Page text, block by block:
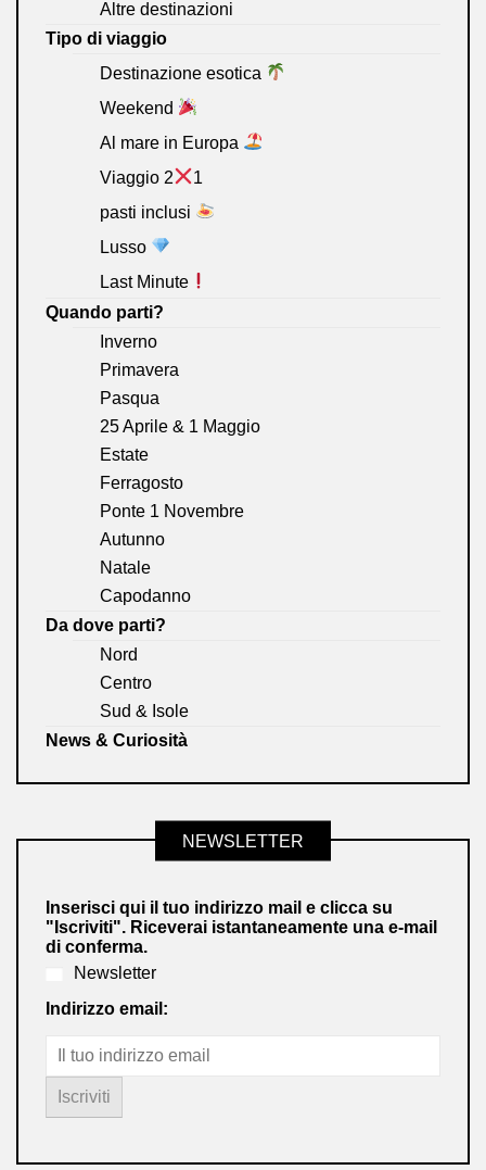
Altre destinazioni
Tipo di viaggio
Destinazione esotica
Weekend
Al mare in Europa
Viaggio 2
1
pasti inclusi
Lusso
Last Minute
Quando parti?
Inverno
Primavera
Pasqua
25 Aprile & 1 Maggio
Estate
Ferragosto
Ponte 1 Novembre
Autunno
Natale
Capodanno
Da dove parti?
Nord
Centro
Sud & Isole
News & Curiosità
NEWSLETTER
Inserisci qui il tuo indirizzo mail e clicca su
"Iscriviti". Riceverai istantaneamente una e-mail
di conferma.
Newsletter
Indirizzo email: